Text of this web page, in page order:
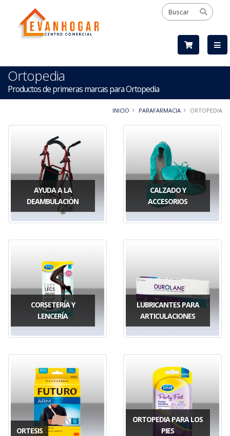
Ortopedia
Productos de primeras marcas para Ortopedia
INICIO PARAFARMACIA ORTOPEDIA
AYUDA A LA
DEAMBULACIÓN
CALZADO Y
ACCESORIOS
CORSETERÍA Y
LENCERÍA
LUBRICANTES PARA
ARTICULACIONES
ORTESIS
ORTOPEDIA PARA LOS
PIES